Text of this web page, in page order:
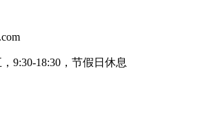
9:30-18:30，节假日休息